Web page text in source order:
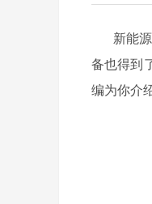
新能
备也得到
编为你介